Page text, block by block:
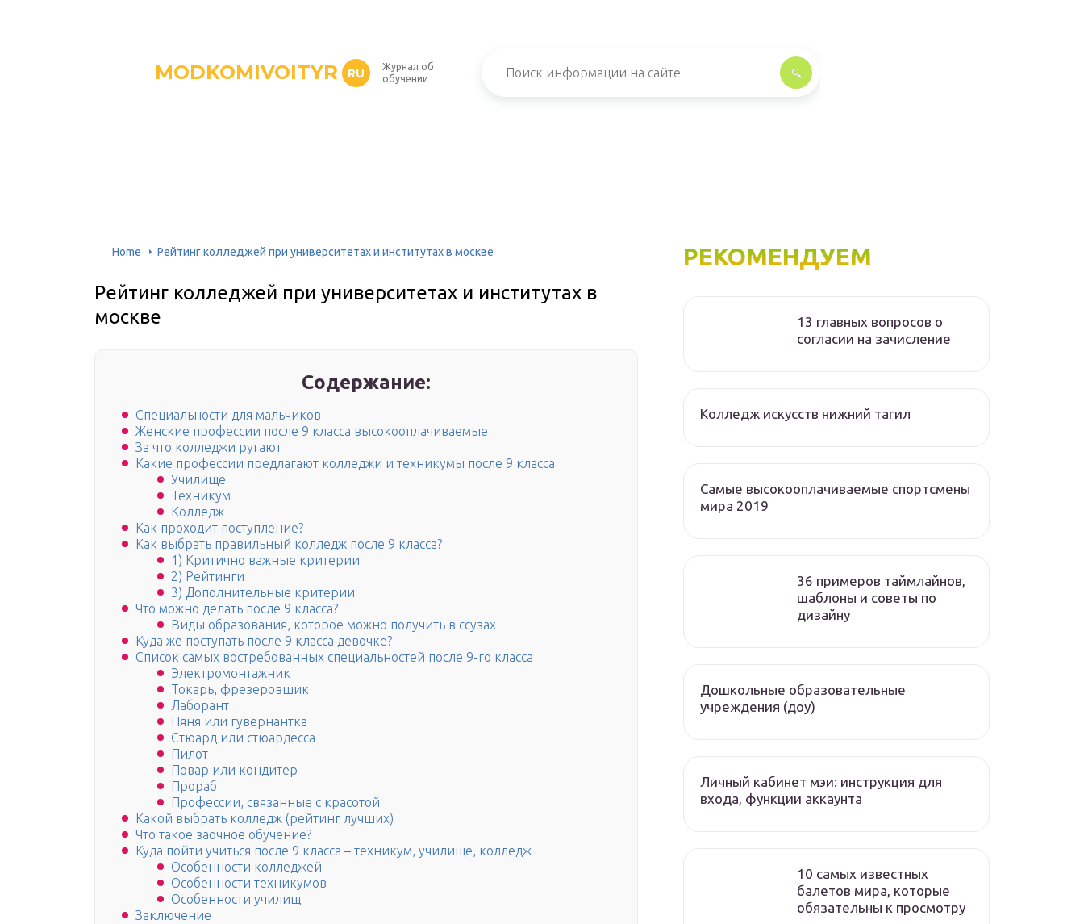
MODKOMIVOITYR RU
Журнал об
обучении
Home Рейтинг колледжей при университетах и институтах в москве
Рейтинг колледжей при университетах и институтах в
москве
Содержание:
Специальности для мальчиков
Женские профессии после 9 класса высокооплачиваемые
За что колледжи ругают
Какие профессии предлагают колледжи и техникумы после 9 класса
Училище
Техникум
Колледж
Как проходит поступление?
Как выбрать правильный колледж после 9 класса?
1) Критично важные критерии
2) Рейтинги
3) Дополнительные критерии
Что можно делать после 9 класса?
Виды образования, которое можно получить в ссузах
Куда же поступать после 9 класса девочке?
Список самых востребованных специальностей после 9-го класса
Электромонтажник
Токарь, фрезеровшик
Лаборант
Няня или гувернантка
Стюард или стюардесса
Пилот
Повар или кондитер
Прораб
Профессии, связанные с красотой
Какой выбрать колледж (рейтинг лучших)
Что такое заочное обучение?
Куда пойти учиться после 9 класса – техникум, училище, колледж
Особенности колледжей
Особенности техникумов
Особенности училищ
Заключение
РЕКОМЕНДУЕМ
13 главных вопросов о
согласии на зачисление
Колледж искусств нижний тагил
Самые высокооплачиваемые спортсмены
мира 2019
36 примеров таймлайнов,
шаблоны и советы по
дизайну
Дошкольные образовательные
учреждения (доу)
Личный кабинет мэи: инструкция для
входа, функции аккаунта
10 самых известных
балетов мира, которые
обязательны к просмотру